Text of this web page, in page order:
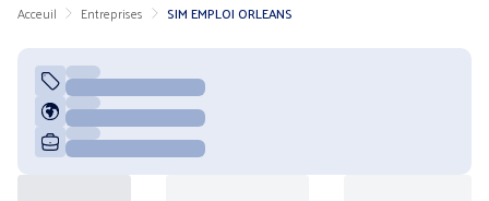
Acceuil
Entreprises SIM EMPLOI ORLEANS